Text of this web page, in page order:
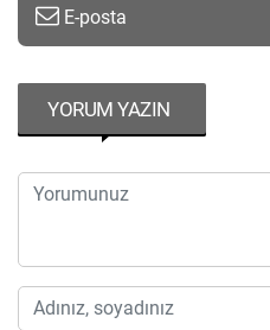
E-posta
YORUM YAZIN